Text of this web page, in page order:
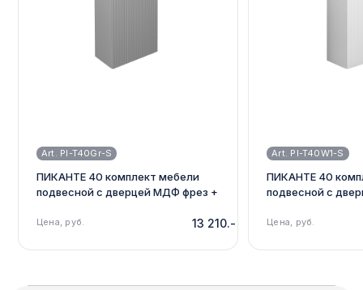
Art. PI-T40Gr-S
ПИКАНТЕ 40 комплект мебели
подвесной с дверцей МДФ фрез +
PI-T40Gr-S
Цена, руб. 13 210.-
Art. PI-T40W1-S
ПИКАНТЕ 40
подвесной с
T40W1-S
Цена, руб.